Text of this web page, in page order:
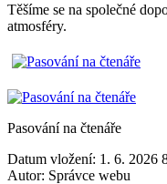
Těšíme se na společné
atmosféry.
Pasování na čtenáře
Datum vložení: 1. 6. 2026
Autor: Správce webu